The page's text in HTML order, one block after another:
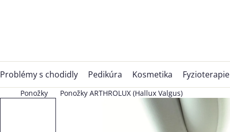
Problémy s chodidly Pedikúra Kosmetika Fyzioterapie
Ponožky Ponožky ARTHROLUX (Hallux Valgus)